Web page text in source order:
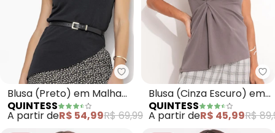
Quintess - Blusa (Preto) em
Blusa (Preto) em Malha
Crepe
QUINTESS
A partir deR$ 54,99R$ 69,99
Blusa (Cinza Escuro) em
Malha Crepe
QUINTESS
A partir deR$ 45,99R$